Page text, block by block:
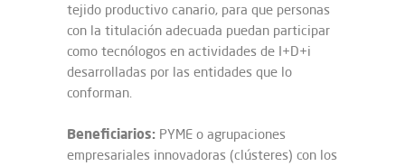
tejido productivo canario, para que personas
con la titulación adecuada puedan participar
como tecnólogos en actividades de I+D+i
desarrolladas por las entidades que lo
conforman.
Beneficiarios: PYME o agrupaciones
empresariales innovadoras (clústeres) con los